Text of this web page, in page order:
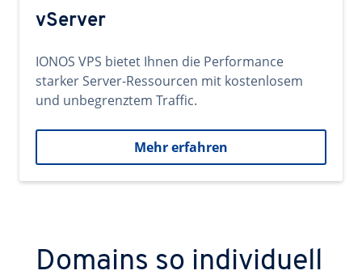
vServer
IONOS VPS bietet Ihnen die Performance
starker Server-Ressourcen mit kostenlosem
und unbegrenztem Traffic.
Mehr erfahren
Domains so individuell